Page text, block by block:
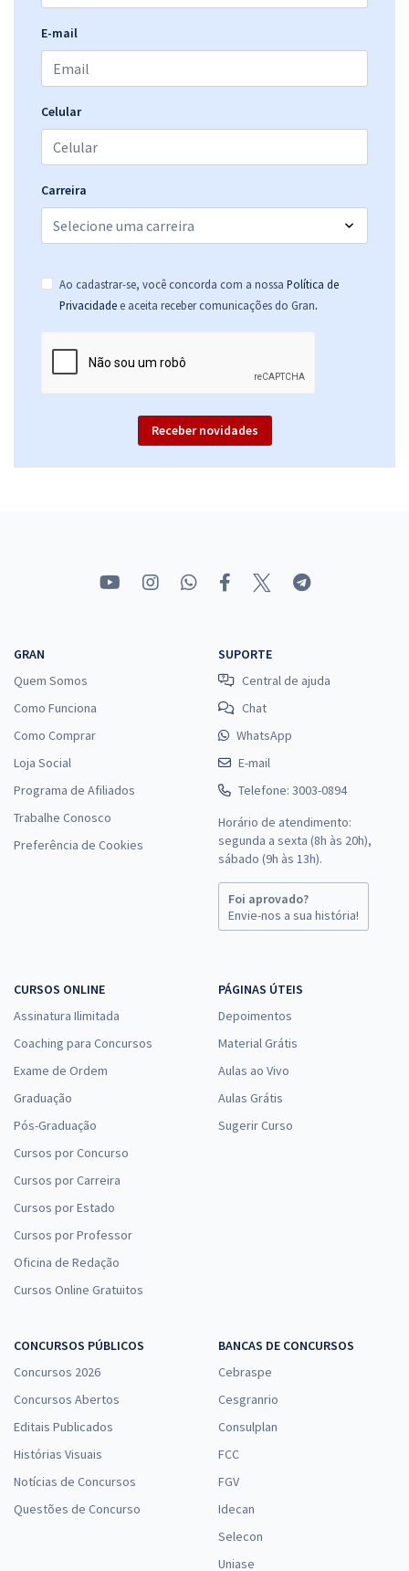
TRT 18ª Região (GO) - Tribunal Regional do Trabalho da 18ª Região -
R$ 223,84à vista
Economize R$ 55,96 (-20%)
TRT 18ª Região (GO) - Tribunal Regional do Trabalho da 18ª Região -
Conhecimentos Gerais para Todos os Cargos Nível Médio e Superior
R$ 311,92à vista
ou 12x de
Economize R$ 77,98 (-20%)
ou 12x de
27,99
Analista Judiciário - Área Administrativa
à vista
R$36,65
Economize R$ 109,96 (-20%)
Comprar
TRT 18ª Região (GO) - Tribunal Regional do Trabalho da 18ª Região -
à vista
R$29,12
Economize R$ 87,36 (-20%)
Comprar
E-mail
Celular
Carreira
Ao cadastrar-se, você concorda com a nossa Política de
Privacidade e aceita receber comunicações do Gran.
Receber novidades
GRAN
Quem Somos
Como Funciona
Como Comprar
Loja Social
Programa de Afiliados
Trabalhe Conosco
Preferência de Cookies
SUPORTE
Central de ajuda
Chat
WhatsApp
E-mail
Telefone: 3003-0894
Horário de atendimento:
segunda a sexta (8h às 20h),
sábado (9h às 13h).
Foi aprovado?
Envie-nos a sua história!
CURSOS ONLINE
Assinatura Ilimitada
Coaching para Concursos
Exame de Ordem
Graduação
Pós-Graduação
Cursos por Concurso
Cursos por Carreira
Cursos por Estado
Cursos por Professor
Oficina de Redação
Cursos Online Gratuitos
PÁGINAS ÚTEIS
Depoimentos
Material Grátis
Aulas ao Vivo
Aulas Grátis
Sugerir Curso
CONCURSOS PÚBLICOS
Concursos 2026
Concursos Abertos
Editais Publicados
Histórias Visuais
Notícias de Concursos
Questões de Concurso
BANCAS DE CONCURSOS
Cebraspe
Cesgranrio
Consulplan
FCC
FGV
Idecan
Selecon
Uniase